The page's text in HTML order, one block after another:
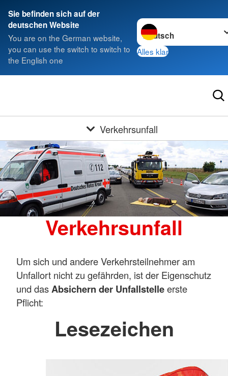
Sie befinden sich auf der
deutschen Website
You are on the German website,
you can use the switch to switch to
the English one
Sprache wechseln zu
Alles klar
Verkehrsunfall
Verkehrsunfall
Um sich und andere Verkehrsteilnehmer am
Unfallort nicht zu gefährden, ist der Eigenschutz
und dasAbsichern der Unfallstelleerste
Pflicht:
Lesezeichen